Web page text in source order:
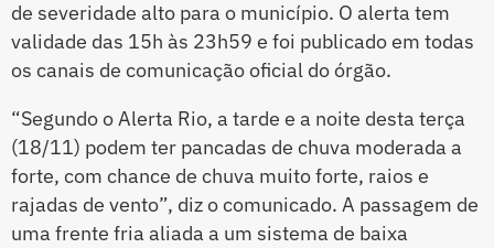
de severidade alto para o município. O alerta tem
validade das 15h às 23h59 e foi publicado em todas
os canais de comunicação oficial do órgão.
“Segundo o Alerta Rio, a tarde e a noite desta terça
(18/11) podem ter pancadas de chuva moderada a
forte, com chance de chuva muito forte, raios e
rajadas de vento”, diz o comunicado. A passagem de
uma frente fria aliada a um sistema de baixa